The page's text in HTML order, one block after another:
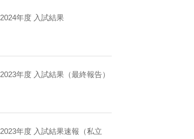
2024年度 入試結果
2023年度 入試結果（最終報告）
2023年度 入試結果速報（私立